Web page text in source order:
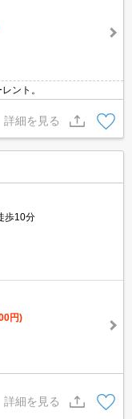
ント。
詳細を見る
歩10分
円)
詳細を見る